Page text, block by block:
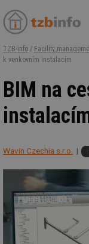
TZB-info / Facility
k venkovním instalacím
BIM na
Wavin Czechia s.r.o.